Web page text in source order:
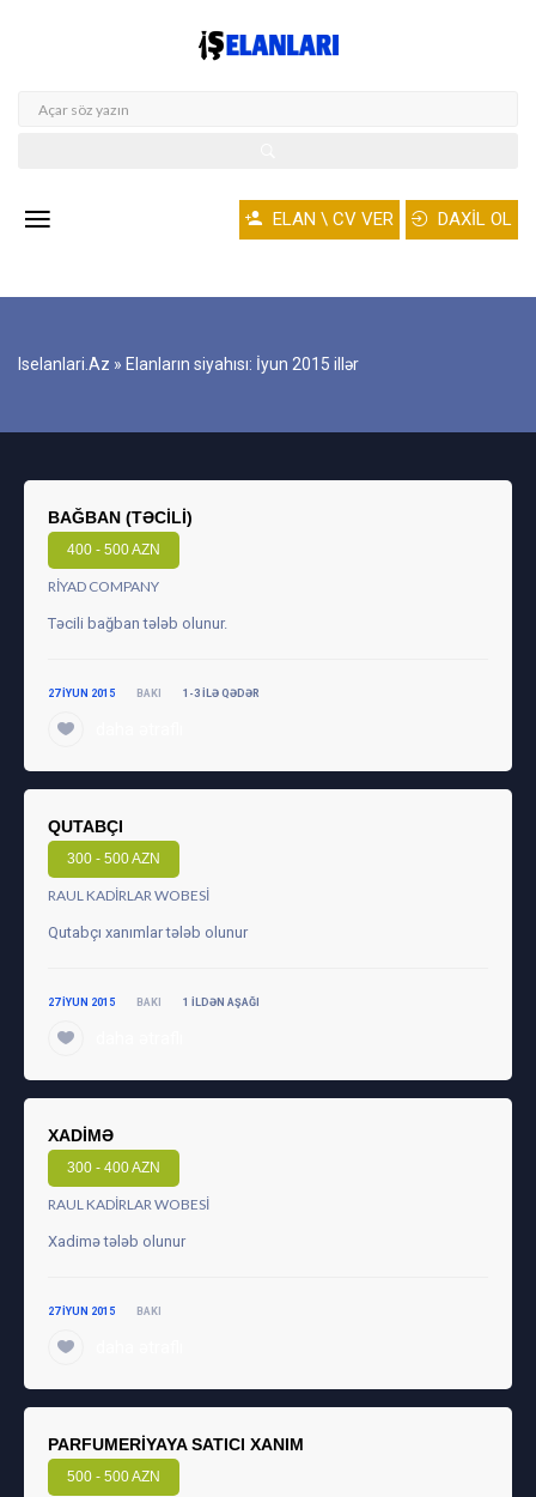
ELAN \ CV VER DAXİL OL
Iselanlari.az » Elanların siyahısı: İyun 2015 illər
BAĞBAN (TƏCILI)
400 - 500 AZN
RIYAD COMPANY
Təcili bağban tələb olunur.
27 IYUN 2015 BAKI 1-3 ILƏ QƏDƏR
QUTABÇI
300 - 500 AZN
RAUL KADIRLAR WOBESI
Qutabçı xanımlar tələb olunur
27 IYUN 2015 BAKI 1 ILDƏN AŞAĞI
XADIMƏ
300 - 400 AZN
RAUL KADIRLAR WOBESI
Xadimə tələb olunur
27 IYUN 2015 BAKI
PARFUMERIYAYA SATICI XANIM
500 - 500 AZN